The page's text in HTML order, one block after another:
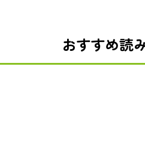
おすすめ読